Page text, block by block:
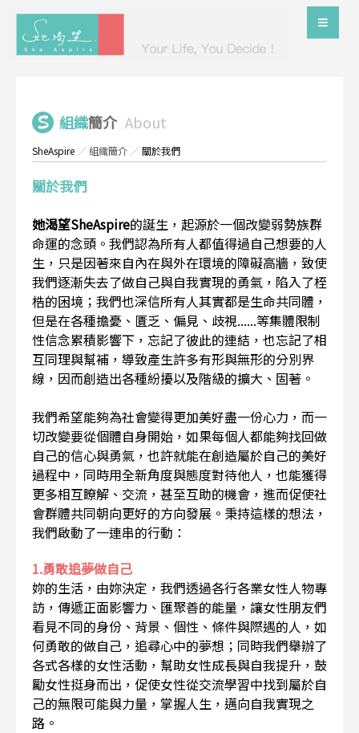
組織簡介 About
SheAspire ／組織簡介 ／關於我們
關於我們
她渴望SheAspire的誕生，起源於一個改變弱勢族群
命運的念頭。我們認為所有人都值得過自己想要的人
生，只是因著來自內在與外在環境的障礙高牆，致使
我們逐漸失去了做自己與自我實現的勇氣，陷入了桎
梏的困境；我們也深信所有人其實都是生命共同體，
但是在各種擔憂、匱乏、偏見、歧視......等集體限制
性信念累積影響下，忘記了彼此的連結，也忘記了相
互同理與幫補，導致產生許多有形與無形的分別界
線，因而創造出各種紛擾以及階級的擴大、固著。
我們希望能夠為社會變得更加美好盡一份心力，而一
切改變要從個體自身開始，如果每個人都能夠找回做
自己的信心與勇氣，也許就能在創造屬於自己的美好
過程中，同時用全新角度與態度對待他人，也能獲得
更多相互瞭解、交流，甚至互助的機會，進而促使社
會群體共同朝向更好的方向發展。秉持這樣的想法，
我們啟動了一連串的行動：
1.勇敢追夢做自己
妳的生活，由妳決定，我們透過各行各業女性人物專
訪，傳遞正面影響力、匯聚善的能量，讓女性朋友們
看見不同的身份、背景、個性、條件與際遇的人，如
何勇敢的做自己，追尋心中的夢想；同時我們舉辦了
各式各樣的女性活動，幫助女性成長與自我提升，鼓
勵女性挺身而出，促使女性從交流學習中找到屬於自
己的無限可能與力量，掌握人生，邁向自我實現之
路。